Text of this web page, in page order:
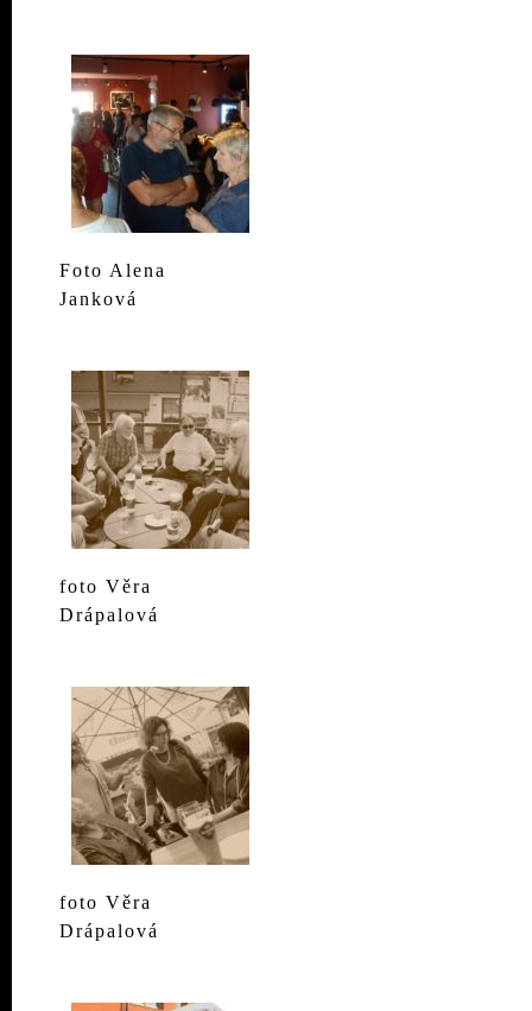
Foto Alena
Janková
foto Věra
Drápalová
foto Věra
Drápalová